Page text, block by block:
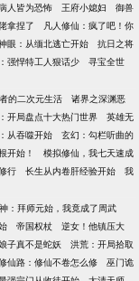
人皆为恐怖 王府小媳妇
御兽
拿捏了
凡人修仙：疯了吧！你
眼：从缅北逃亡开始
抗日之将
强悍特工人狠话少
寻宝全世
的二次元生活
诸界之深渊恶
开局盘点十大热门世界
英雄无
从吞噬开始
玄幻：勾栏听曲的
开始！
模拟修仙，我七天速成
行 长生从内卷肝经验开始
我
：拜师元始，我竟成了周武
帝国权杖
逆女！他镇压大
子真不是蛇妖
洪荒：开局拾取
仙路：修仙不卷怎么修
巫门诡